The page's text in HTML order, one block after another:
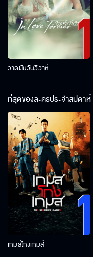
วาดฝันวันวิวาห์
ที่สุดของละครประจำสัปดาห์
เกมส์โกงเกมส์